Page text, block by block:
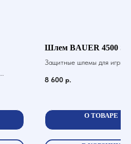
Шлем BAUER 4500 SR
Защитные шлемы для игры в
8 600 р.
О ТОВАРЕ